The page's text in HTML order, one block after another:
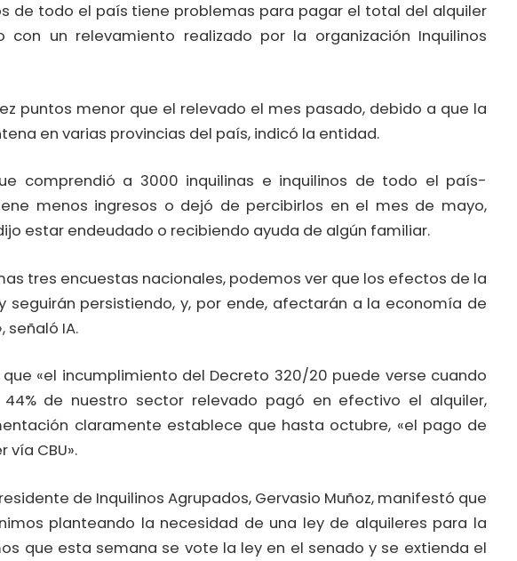
de todo el país tiene problemas para pagar el total del alquiler
con un relevamiento realizado por la organización Inquilinos
puntos menor que el relevado el mes pasado, debido a que la
en varias provincias del país, indicó la entidad.
comprendió a 3000 inquilinas e inquilinos de todo el país-
menos ingresos o dejó de percibirlos en el mes de mayo,
estar endeudado o recibiendo ayuda de algún familiar.
tres encuestas nacionales, podemos ver que los efectos de la
seguirán persistiendo, y, por ende, afectarán a la economía de
señaló IA.
«el incumplimiento del Decreto 320/20 puede verse cuando
de nuestro sector relevado pagó en efectivo el alquiler,
claramente establece que hasta octubre, «el pago de
vía CBU».
de Inquilinos Agrupados, Gervasio Muñoz, manifestó que
planteando la necesidad de una ley de alquileres para la
que esta semana se vote la ley en el senado y se extienda el